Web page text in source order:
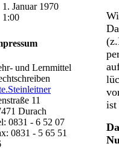
1. Januar 1970
1:00
und Lernmittel
11
Durach
0831 - 6 52 07
0831 - 5 65 51
ist